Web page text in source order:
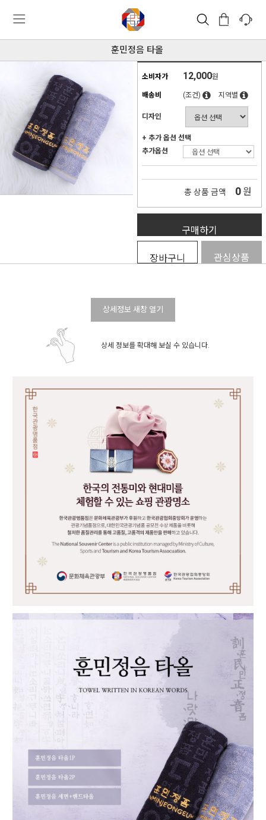
훈민정음 타올
소비자가 12,000원
배송비 (조건) 지역별
디자인
+ 추가 옵션 선택
추가옵션
총 상품 금액 0 원
구매하기
장바구니 관심상품
상세정보 새창 열기
상세 정보를 확대해 보실 수 있습니다.